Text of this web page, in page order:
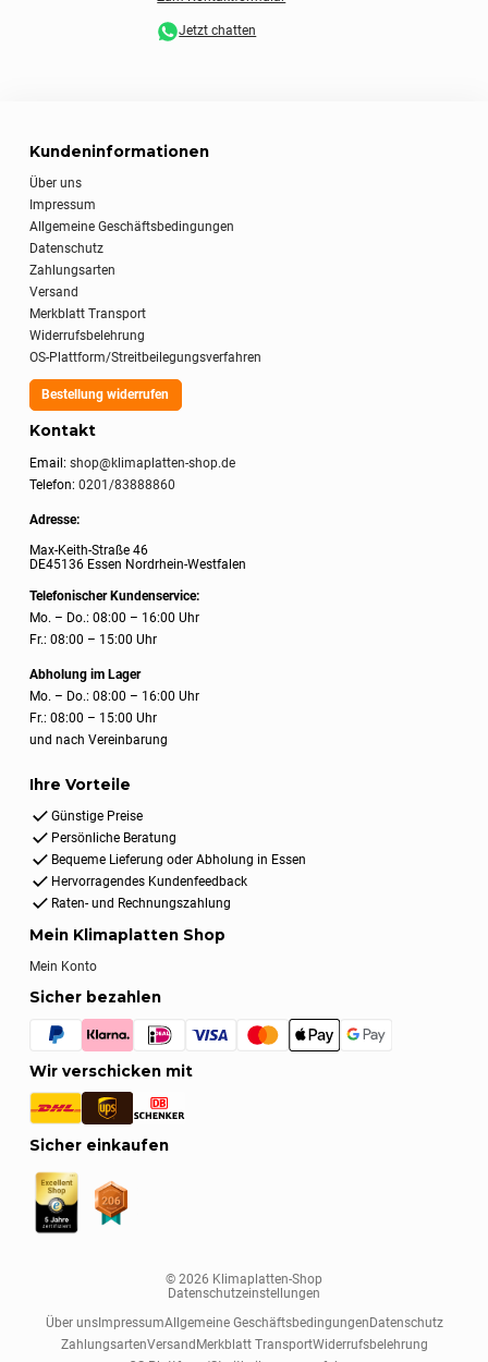
Jetzt chatten
Kundeninformationen
Über uns
Impressum
Allgemeine Geschäftsbedingungen
Datenschutz
Zahlungsarten
Versand
Merkblatt Transport
Widerrufsbelehrung
OS-Plattform/Streitbeilegungsverfahren
Bestellung widerrufen
Kontakt
Email:shop@klimaplatten-shop.de
Telefon:0201/83888860
Adresse:
Max-Keith-Straße 46
DE45136 Essen Nordrhein-Westfalen
Telefonischer Kundenservice:
Mo. – Do.: 08:00 – 16:00 Uhr
Fr.: 08:00 – 15:00 Uhr
Abholung im Lager
Mo. – Do.: 08:00 – 16:00 Uhr
Fr.: 08:00 – 15:00 Uhr
und nach Vereinbarung
Ihre Vorteile
Günstige Preise
Persönliche Beratung
Bequeme Lieferung oder Abholung in Essen
Hervorragendes Kundenfeedback
Raten- und Rechnungszahlung
Mein Klimaplatten Shop
Mein Konto
Sicher bezahlen
Wir verschicken mit
Sicher einkaufen
© 2026 Klimaplatten-Shop
Datenschutzeinstellungen
Über unsImpressumAllgemeine Geschäftsbedingungen Datenschutz
ZahlungsartenVersand Merkblatt TransportWiderrufsbelehrung